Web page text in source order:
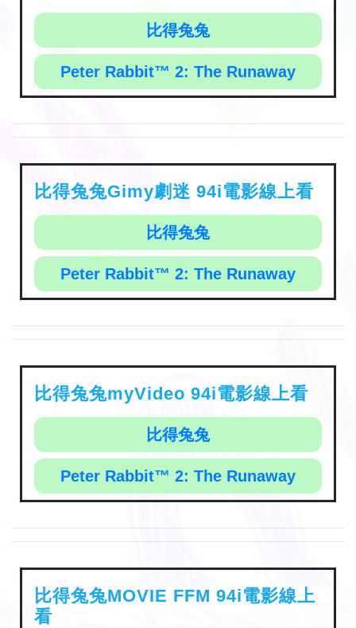
比得兔兔
Peter Rabbit™ 2: The Runaway
比得兔兔Gimy劇迷 94i電影線上看
比得兔兔
Peter Rabbit™ 2: The Runaway
比得兔兔myVideo 94i電影線上看
比得兔兔
Peter Rabbit™ 2: The Runaway
比得兔兔MOVIE FFM 94i電影線上
看